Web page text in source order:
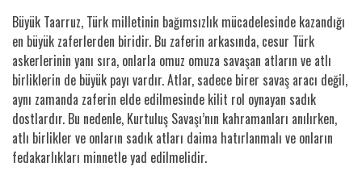
Büyük Taarruz, Türk milletinin bağımsızlık mücadelesinde kazandığı
en büyük zaferlerden biridir. Bu zaferin arkasında, cesur Türk
askerlerinin yanı sıra, onlarla omuz omuza savaşan atların ve atlı
birliklerin de büyük payı vardır. Atlar, sadece birer savaş aracı değil,
aynı zamanda zaferin elde edilmesinde kilit rol oynayan sadık
dostlardır. Bu nedenle, Kurtuluş Savaşı’nın kahramanları anılırken,
atlı birlikler ve onların sadık atları daima hatırlanmalı ve onların
fedakarlıkları minnetle yad edilmelidir.